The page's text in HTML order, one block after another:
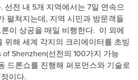
선전 내 5개 지역에서는 7일 연속으
펼쳐지는데, 지역 시민과 방문객들
이 상공을 매일 비행한다. 이 외에
위해 세계 각지의 크리에이터를 초빙
ofShenzhen(선전의 100가지 가능
드론쇼를 진행해 퍼포먼스와 기술로
이다.